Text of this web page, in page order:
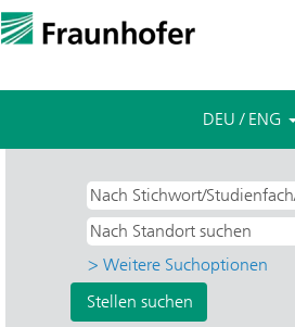
DEU / ENG
> Weitere Suchoptionen